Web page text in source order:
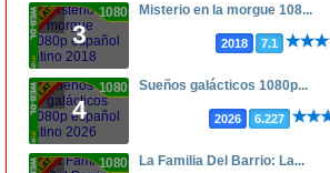
3
1080p Misterio en la morgue 108...
2018 7.1
4
1080p Sueños galácticos 1080p...
2026 6.227
1080p La Familia Del Barrio: La...